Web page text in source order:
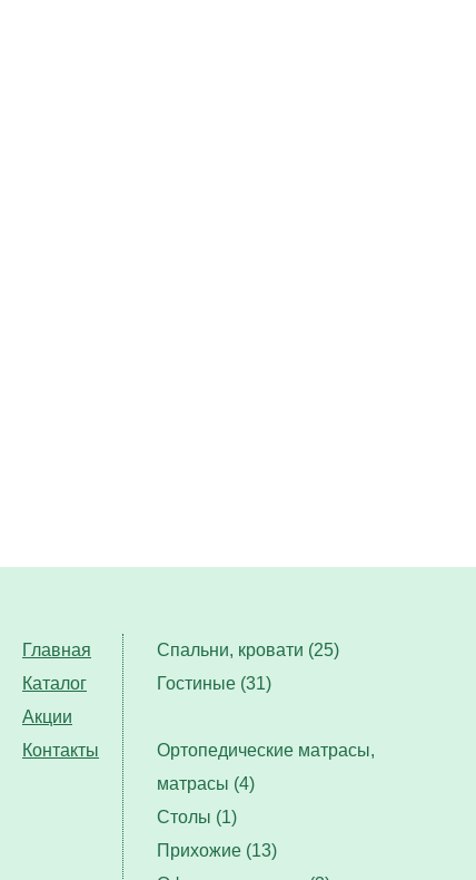
Главная
Каталог
Акции
Контакты
Спальни, кровати (25)
Гостиные (31)
Ортопедические матрасы,
матрасы (4)
Столы (1)
Прихожие (13)